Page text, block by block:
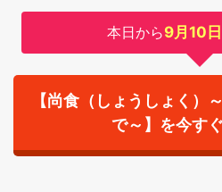
本日から9月10日
【尚食（しょうしょく）
で～】を今す